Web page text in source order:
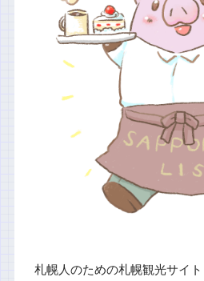
札幌人のための札幌観光サイ